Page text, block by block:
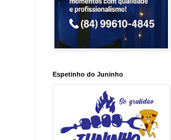
Espetinho do Juninho